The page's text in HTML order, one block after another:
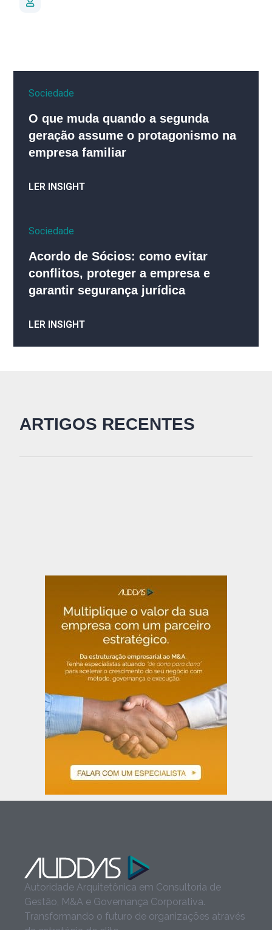
Sociedade
O que muda quando a segunda
geração assume o protagonismo na
empresa familiar
LER INSIGHT
Sociedade
Acordo de Sócios: como evitar
conflitos, proteger a empresa e
garantir segurança jurídica
LER INSIGHT
ARTIGOS RECENTES
Autoridade Arquitetônica em Consultoria de
Gestão, M&A e Governança Corporativa.
Transformando o futuro de organizações através